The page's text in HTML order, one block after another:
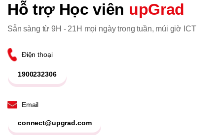
Hỗ trợ Học viên upGrad
Sẵn sàng từ 9H - 21H mọi ngày trong tuần, múi giờ ICT
Điện thoại
1900232306
Email
connect@upgrad.com